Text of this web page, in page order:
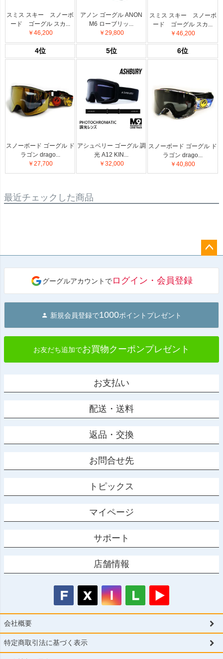
スミス スキー スノーボ
ード ゴーグル スカ...
￥46,200
アノン ゴーグル ANON
M6 ローブリッ...
￥29,800
スミス スキー スノーボ
ード ゴーグル スカ...
￥46,200
4位 5位 6位
スノーボード ゴーグル ド
ラゴン drago...
￥27,700
アシュベリー ゴーグル 調
光 A12 KIN...
￥32,000
スノーボード ゴーグル ド
ラゴン drago...
￥40,800
最近チェックした商品
へ
グーグルアカウントでログイン・会員登録
新規会員登録で1000ポイントプレゼント
お友だち追加でお買物クーポンプレゼント
お支払い
配送・送料
返品・交換
お問合せ先
トピックス
マイページ
サポート
店舗情報
会社概要
特定商取引法に基づく表示